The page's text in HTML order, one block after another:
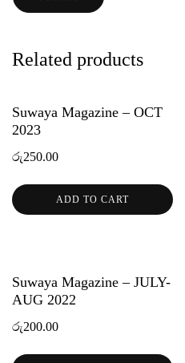
Related products
Suwaya Magazine – OCT
2023
රු250.00
ADD TO CART
Suwaya Magazine – JULY-
AUG 2022
රු200.00